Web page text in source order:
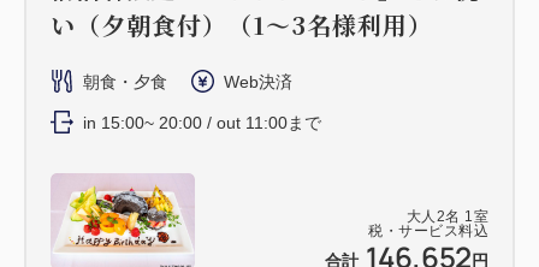
大人 2名 1 室
税・サービス料込
合計 146,652 円
い（夕朝食付）（1～3名様利用）
朝食・夕食 Web決済
in 15:00~ 20:00 / out 11:00まで